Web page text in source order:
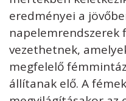
eredményei a
napelemrendszerek
vezethetnek,
megfelelő
állítanak elő. A